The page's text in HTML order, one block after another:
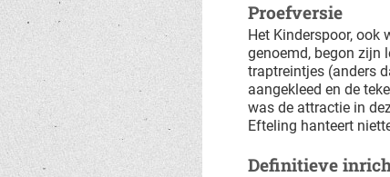
Proefversie
Het Kinderspoor, ook
genoemd, begon zijn
traptreintjes (anders
aangekleed en de
was de attractie in
Efteling hanteert
Definitieve